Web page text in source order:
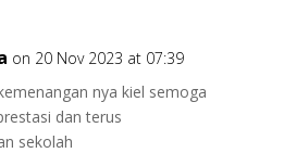
on 20 Nov 2023 at 07:39
nya kiel semoga
dan terus
sekolah